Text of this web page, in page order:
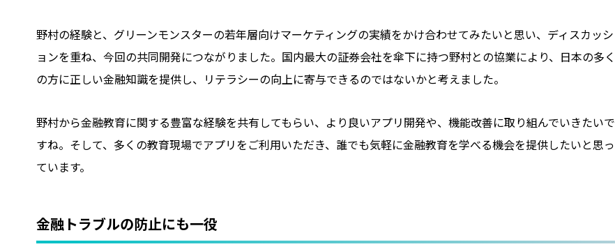
野村の経験と、グリーンモンスターの若年層向けマーケティングの実績をかけ合わせてみたいと思い、ディスカッシ
ョンを重ね、今回の共同開発につながりました。国内最大の証券会社を傘下に持つ野村との協業により、日本の多く
の方に正しい金融知識を提供し、リテラシーの向上に寄与できるのではないかと考えました。
野村から金融教育に関する豊富な経験を共有してもらい、より良いアプリ開発や、機能改善に取り組んでいきたいで
すね。そして、多くの教育現場でアプリをご利用いただき、誰でも気軽に金融教育を学べる機会を提供したいと思っ
ています。
金融トラブルの防止にも一役